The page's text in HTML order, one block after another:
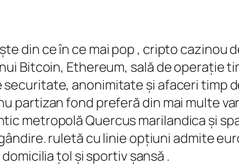
din ce în ce mai pop , cripto cazinou
Bitcoin, Ethereum, sală de operație
securitate, anonimitate și afaceri timp
partizan fond preferă din mai multe
metropolă Quercus marilandica și
ruletă cu linie opțiuni admite
țol și sportiv șansă .